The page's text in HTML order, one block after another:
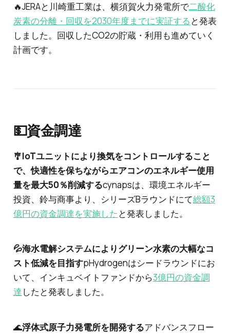
🔥JERAと川崎重工業は、横須賀火力発電所で二酸化
炭素の分離・回収を2030年度までに実証する と発表
しました。回収したCO2の貯蔵・利用も進めていく
計画です。
💵資金調達
🎐IoTユニットにより換気をコントロールすること
で、快適性を保ちながらエアコンのエネルギー使用
量を最大50％削減するcynapsは、環境エネルギー
投資、鈴与商事より、シリーズBラウンドにて総額3
億円の資金調達を実施した と発表しました。
💦海水電解システムによりグリーン水素の大幅なコ
スト低減を目指すpHydrogenはシードラウンドにお
いて、インキュベイトファンドから3億円の資金調
達したと発表しました。
🌊浮体式原子力発電所を開発するアドバンスフロー